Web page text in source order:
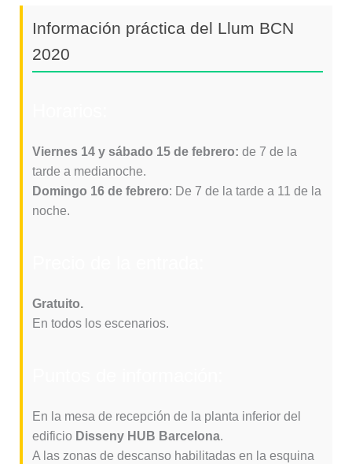
Información práctica del Llum BCN
2020
Viernes 14 y sábado 15 de febrero: de 7 de la
tarde a medianoche.
Domingo 16 de febrero: De 7 de la tarde a 11 de la
noche.
Gratuito.
En todos los escenarios.
En la mesa de recepción de la planta inferior del
edificio Disseny HUB Barcelona.
A las zonas de descanso habilitadas en la esquina